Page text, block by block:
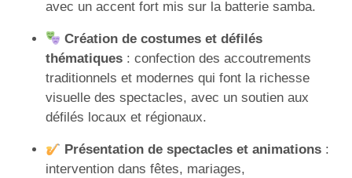
avec un accent fort mis sur la batterie samba.
Création de costumes et défilés
thématiques : confection des accoutrements
traditionnels et modernes qui font la richesse
visuelle des spectacles, avec un soutien aux
défilés locaux et régionaux.
Présentation de spectacles et animations :
intervention dans fêtes, mariages,